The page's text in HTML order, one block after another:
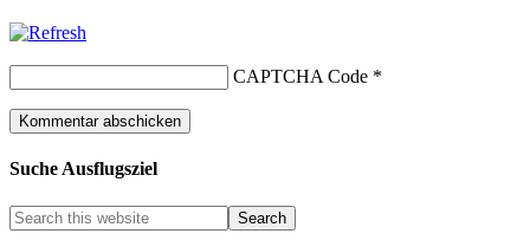
CAPTCHA Code *
Suche Ausflugsziel